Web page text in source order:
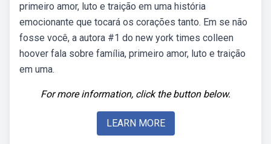
primeiro amor, luto e traição em uma história
emocionante que tocará os corações tanto. Em se não
fosse você, a autora #1 do new york times colleen
hoover fala sobre família, primeiro amor, luto e traição
em uma.
For more information, click the button below.
LEARN MORE